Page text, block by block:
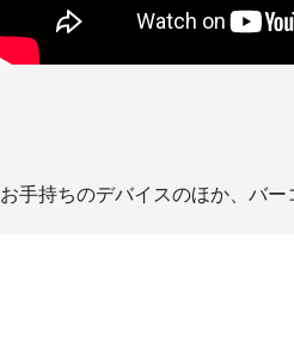
お手持ちのデバイスのほか、バー